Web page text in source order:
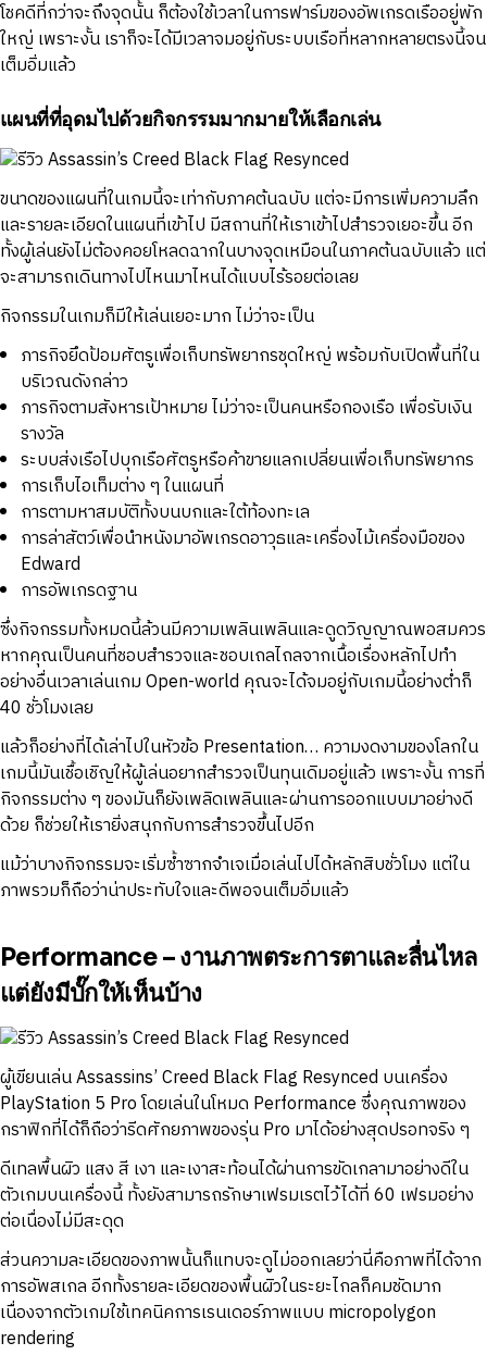
โชคดีที่กว่าจะถึงจุดนั้น ก็ต้องใช้เวลาในการฟาร์มของอัพเกรดเรืออยู่พัก
ใหญ่ เพราะงั้น เราก็จะได้มีเวลาจมอยู่กับระบบเรือที่หลากหลายตรงนี้จน
เต็มอิ่มแล้ว
แผนที่ที่อุดมไปด้วยกิจกรรมมากมายให้เลือกเล่น
ขนาดของแผนที่ในเกมนี้จะเท่ากับภาคต้นฉบับ แต่จะมีการเพิ่มความลึก
และรายละเอียดในแผนที่เข้าไป มีสถานที่ให้เราเข้าไปสำรวจเยอะขึ้น อีก
ทั้งผู้เล่นยังไม่ต้องคอยโหลดฉากในบางจุดเหมือนในภาคต้นฉบับแล้ว แต่
จะสามารถเดินทางไปไหนมาไหนได้แบบไร้รอยต่อเลย
กิจกรรมในเกมก็มีให้เล่นเยอะมาก ไม่ว่าจะเป็น
ภารกิจยึดป้อมศัตรูเพื่อเก็บทรัพยากรชุดใหญ่ พร้อมกับเปิดพื้นที่ใน
บริเวณดังกล่าว
ภารกิจตามสังหารเป้าหมาย ไม่ว่าจะเป็นคนหรือกองเรือ เพื่อรับเงิน
รางวัล
ระบบส่งเรือไปบุกเรือศัตรูหรือค้าขายแลกเปลี่ยนเพื่อเก็บทรัพยากร
การเก็บไอเท็มต่าง ๆ ในแผนที่
การตามหาสมบัติทั้งบนบกและใต้ท้องทะเล
การล่าสัตว์เพื่อนำหนังมาอัพเกรดอาวุธและเครื่องไม้เครื่องมือของ
Edward
การอัพเกรดฐาน
ซึ่งกิจกรรมทั้งหมดนี้ล้วนมีความเพลินเพลินและดูดวิญญาณพอสมควร
หากคุณเป็นคนที่ชอบสำรวจและชอบเถลไถลจากเนื้อเรื่องหลักไปทำ
อย่างอื่นเวลาเล่นเกม Open-world คุณจะได้จมอยู่กับเกมนี้อย่างต่ำก็
40 ชั่วโมงเลย
แล้วก็อย่างที่ได้เล่าไปในหัวข้อ Presentation… ความงดงามของโลกใน
เกมนี้มันเชื้อเชิญให้ผู้เล่นอยากสำรวจเป็นทุนเดิมอยู่แล้ว เพราะงั้น การที่
กิจกรรมต่าง ๆ ของมันก็ยังเพลิดเพลินและผ่านการออกแบบมาอย่างดี
ด้วย ก็ช่วยให้เรายิ่งสนุกกับการสำรวจขึ้นไปอีก
แม้ว่าบางกิจกรรมจะเริ่มซ้ำซากจำเจเมื่อเล่นไปได้หลักสิบชั่วโมง แต่ใน
ภาพรวมก็ถือว่าน่าประทับใจและดีพอจนเต็มอิ่มแล้ว
Performance – งานภาพตระการตาและลื่นไหล
แต่ยังมีบั๊กให้เห็นบ้าง
ผู้เขียนเล่น Assassins’ Creed Black Flag Resynced บนเครื่อง
PlayStation 5 Pro โดยเล่นในโหมด Performance ซึ่งคุณภาพของ
กราฟิกที่ได้ก็ถือว่ารีดศักยภาพของรุ่น Pro มาได้อย่างสุดปรอทจริง ๆ
ดีเทลพื้นผิว แสง สี เงา และเงาสะท้อนได้ผ่านการขัดเกลามาอย่างดีใน
ตัวเกมบนเครื่องนี้ ทั้งยังสามารถรักษาเฟรมเรตไว้ได้ที่ 60 เฟรมอย่าง
ต่อเนื่องไม่มีสะดุด
ส่วนความละเอียดของภาพนั้นก็แทบจะดูไม่ออกเลยว่านี่คือภาพที่ได้จาก
การอัพสเกล อีกทั้งรายละเอียดของพื้นผิวในระยะไกลก็คมชัดมาก
เนื่องจากตัวเกมใช้เทคนิคการเรนเดอร์ภาพแบบ micropolygon
rendering